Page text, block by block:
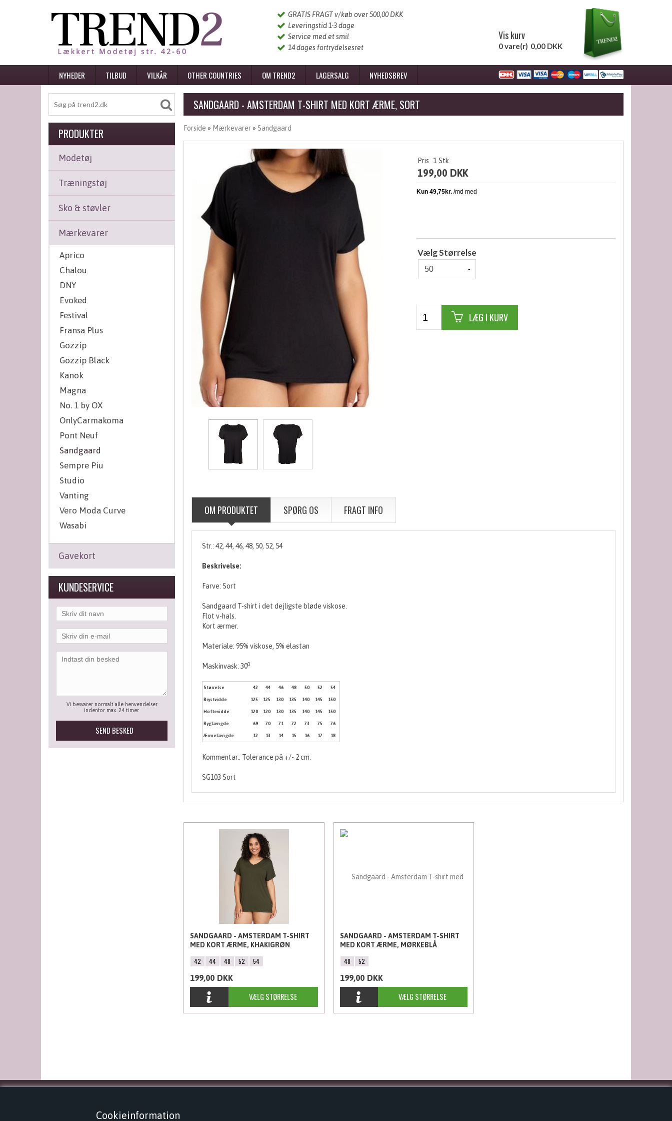
Cookieinformation
Vis kurv
0 vare(r) 0,00 DKK
GRATIS FRAGT v/køb over 500,00 DKK
Leveringstid 1-3 dage
Service med et smil
14 dages fortrydelsesret
NYHEDER TILBUD VILKÅR OTHER COUNTRIES OM TREND2 LAGERSALG NYHEDSBREV
PRODUKTER
Modetøj
Træningstøj
Sko & støvler
Mærkevarer
Aprico
Chalou
DNY
Evoked
Festival
Fransa Plus
Gozzip
Gozzip Black
Kanok
Magna
No. 1 by OX
OnlyCarmakoma
Pont Neuf
Sandgaard
Sempre Piu
Studio
Vanting
Vero Moda Curve
Wasabi
Gavekort
KUNDESERVICE
Vi besvarer normalt alle henvendelser
indenfor max. 24 timer.
SANDGAARD - AMSTERDAM T-SHIRT MED KORT ÆRME, SORT
Forside » Mærkevarer » Sandgaard
Pris 1 Stk
199,00 DKK
Vælg Størrelse
LÆG I KURV
OM PRODUKTET SPØRG OS FRAGT INFO
Str.: 42, 44, 46, 48, 50, 52, 54
Beskrivelse:
Farve: Sort
Sandgaard T-shirt i det dejligste bløde viskose.
Flot v-hals.
Kort ærmer.
Materiale: 95% viskose, 5% elastan
Maskinvask: 300
Størrelse 42 44 46 48 50 52 54
Brystvidde 125 125 130 135 140 145 150
Hoftevidde 120 120 130 135 140 145 150
Ryglængde 69 70 71 72 73 75 76
Ærmelængde 12 13 14 15 16 17 18
Kommentar.: Tolerance på +/- 2 cm.
SG103 Sort
SANDGAARD - AMSTERDAM T-SHIRT
MED KORT ÆRME, KHAKIGRØN
42 44 48 52 54
199,00 DKK
SANDGAARD - AMSTERDAM T-SHIRT
MED KORT ÆRME, MØRKEBLÅ
48 52
199,00 DKK